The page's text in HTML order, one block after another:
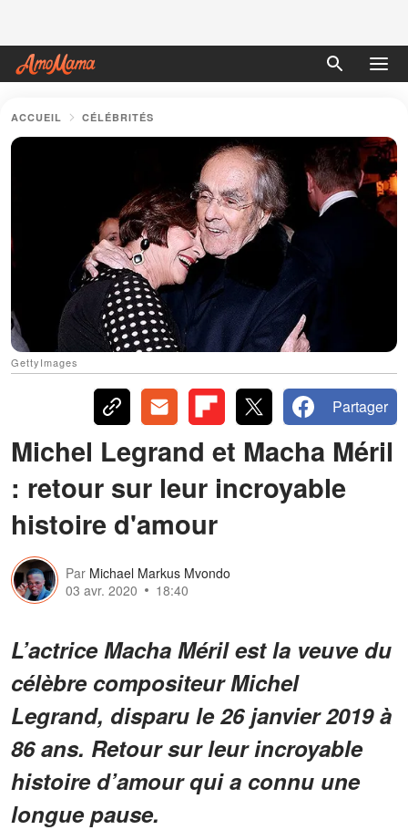
ACCUEIL CÉLÉBRITÉS
GettyImages
Partager
Michel Legrand et Macha Méril
: retour sur leur incroyable
histoire d'amour
Par Michael Markus Mvondo
03 avr. 2020
18:40
L’actrice Macha Méril est la veuve du
célèbre compositeur Michel
Legrand, disparu le 26 janvier 2019 à
86 ans. Retour sur leur incroyable
histoire d’amour qui a connu une
longue pause.